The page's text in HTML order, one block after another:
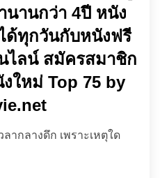
นานกว่า 4ปี หนัง
ด้ทุกวันกับหนังฟรี
ไลน์ สมัครสมาชิก
ใหม่ Top 75 by
ากลางดึก เพราะเหตุใด